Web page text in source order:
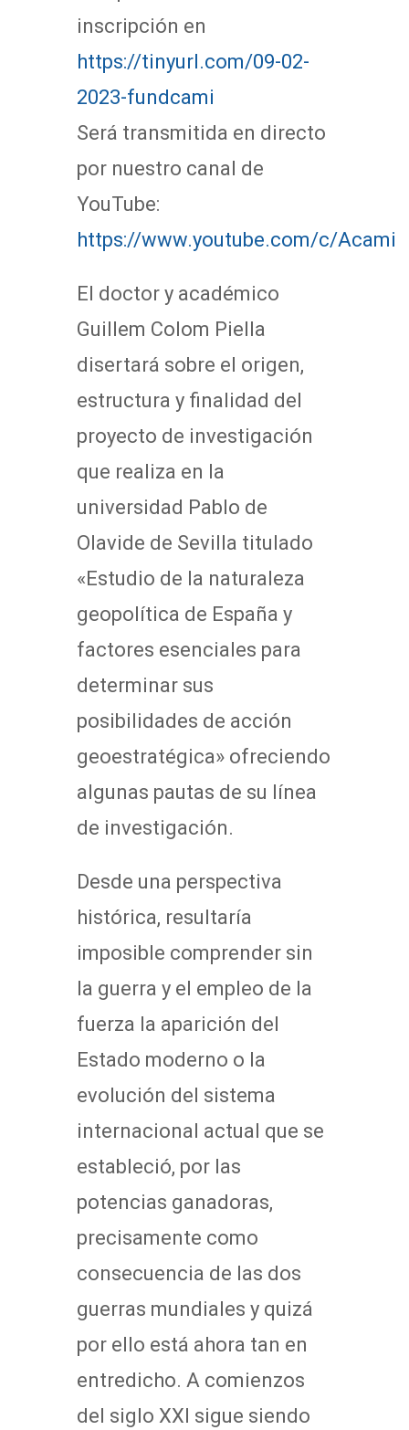
inscripción en
https://tinyurl.com/09-02-
2023-fundcami
Será transmitida en directo
por nuestro canal de
YouTube:
https://www.youtube.com/c/Acami
El doctor y académico
Guillem Colom Piella
disertará sobre el origen,
estructura y finalidad del
proyecto de investigación
que realiza en la
universidad Pablo de
Olavide de Sevilla titulado
«Estudio de la naturaleza
geopolítica de España y
factores esenciales para
determinar sus
posibilidades de acción
geoestratégica» ofreciendo
algunas pautas de su línea
de investigación.
Desde una perspectiva
histórica, resultaría
imposible comprender sin
la guerra y el empleo de la
fuerza la aparición del
Estado moderno o la
evolución del sistema
internacional actual que se
estableció, por las
potencias ganadoras,
precisamente como
consecuencia de las dos
guerras mundiales y quizá
por ello está ahora tan en
entredicho. A comienzos
del siglo XXI sigue siendo